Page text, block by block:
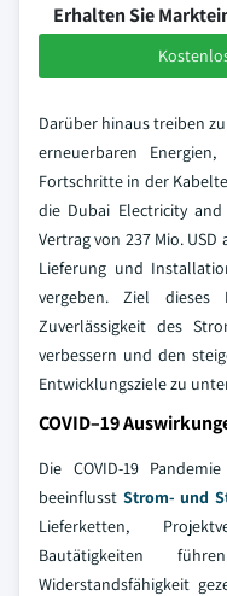
Erhalten Sie
Darüber hinaus treiben
erneuerbaren
Fortschritte in der
die Dubai Electricity
Vertrag von 237 Mio.
Lieferung und
vergeben. Ziel
Zuverlässigkeit des
verbessern und den
Entwicklungsziele zu
COVID–19
Die COVID-19
beeinflusst Strom- und
Lieferketten,
Bautätigkeiten
Widerstandsfähigkeit